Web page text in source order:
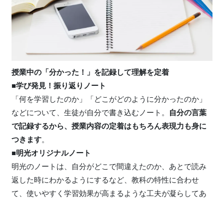
授業中の「分かった！」を記録して理解を定着
■学び発見！振り返りノート
「何を学習したのか」「どこがどのように分かったのか」
などについて、生徒が自分で書き込むノート。
自分の言葉
で記録するから、授業内容の定着はもちろん表現力も身に
つきます。
■明光オリジナルノート
明光のノートは、自分がどこで間違えたのか、あとで読み
返した時にわかるようにするなど、教科の特性に合わせ
て、使いやすく学習効果が高まるような工夫が凝らしてあ